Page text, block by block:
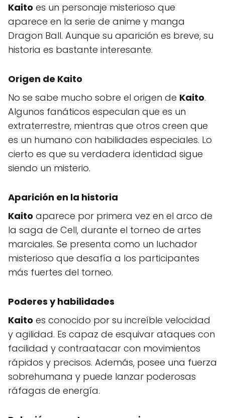
Kaito es un personaje misterioso que
aparece en la serie de anime y manga
Dragon Ball. Aunque su aparición es breve, su
historia es bastante interesante.
Origen de Kaito
No se sabe mucho sobre el origen de Kaito.
Algunos fanáticos especulan que es un
extraterrestre, mientras que otros creen que
es un humano con habilidades especiales. Lo
cierto es que su verdadera identidad sigue
siendo un misterio.
Aparición en la historia
Kaito aparece por primera vez en el arco de
la saga de Cell, durante el torneo de artes
marciales. Se presenta como un luchador
misterioso que desafía a los participantes
más fuertes del torneo.
Poderes y habilidades
Kaito es conocido por su increíble velocidad
y agilidad. Es capaz de esquivar ataques con
facilidad y contraatacar con movimientos
rápidos y precisos. Además, posee una fuerza
sobrehumana y puede lanzar poderosas
ráfagas de energía.